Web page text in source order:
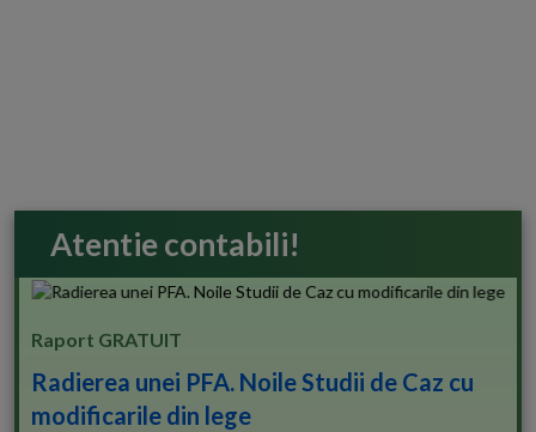
Atentie contabili!
Raport GRATUIT
Radierea unei PFA. Noile Studii de Caz cu
modificarile din lege